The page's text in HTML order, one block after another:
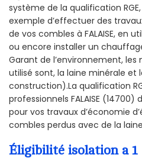
système de la qualification
exemple d’effectuer des
de vos combles à FALAISE, en
ou encore installer un
Garant de l’environnement,
utilisé sont, la laine minérale
construction).La qualification
professionnels FALAISE
pour vos travaux d’économie
combles perdus avec de la
Éligibilité isolation a 1